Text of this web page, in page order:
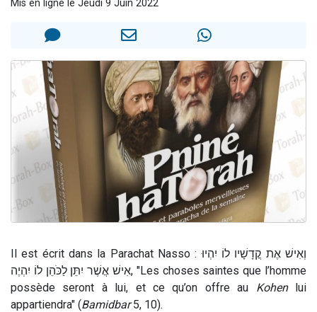
12 nouvelles musiques dans Torah-Box Music
2 personnes viennent de nous rejoindre sur WhatsApp
Mis en ligne le Jeudi 9 Juin 2022
Il est écrit dans la Parachat Nasso : וְאִישׁ אֶת קֳדָשָׁיו לוֹ יִהְיוּ
אִישׁ אֲשֶׁר יִתֵּן לַכֹּהֵן לוֹ יִהְיֶה, "Les choses saintes que l’homme
possède seront à lui, et ce qu’on offre au Kohenlui
appartiendra" (Bamidbar5, 10).